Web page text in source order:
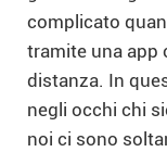
complicato
tramite una app
distanza. In
negli occhi chi
noi ci sono